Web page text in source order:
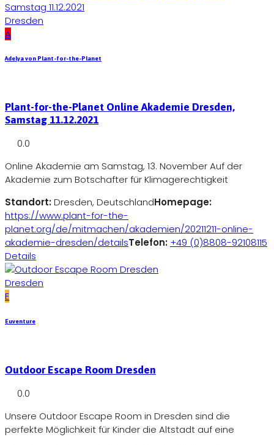
Dresden
A
Adelya von Plant-for-the-Planet
Plant-for-the-Planet Online Akademie Dresden,
Samstag 11.12.2021
0.0
Online Akademie am Samstag, 13. November Auf der
Akademie zum Botschafter für Klimagerechtigkeit
Standort:Dresden, DeutschlandHomepage:
https://www.plant-for-the-
planet.org/de/mitmachen/akademien/20211211-online-
akademie-dresden/detailsTelefon: +49 (0)8808-92108115
Details
Dresden
E
Euventure
Outdoor Escape Room Dresden
0.0
Unsere Outdoor Escape Room in Dresden sind die
perfekte Möglichkeit für Kinder die Altstadt auf eine